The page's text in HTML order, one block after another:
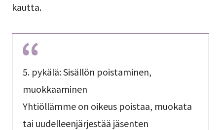
kautta.
5. pykälä: Sisällön poistaminen,
muokkaaminen
Yhtiöllämme on oikeus poistaa, muokata
tai uudelleenjärjestää jäsenten